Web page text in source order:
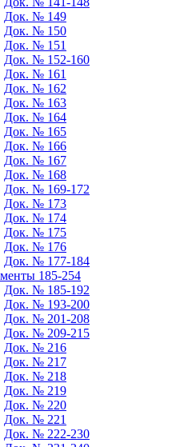
Док. № 149
Док. № 150
Док. № 151
Док. № 152-160
Док. № 161
Док. № 162
Док. № 163
Док. № 164
Док. № 165
Док. № 166
Док. № 167
Док. № 168
Док. № 169-172
Док. № 173
Док. № 174
Док. № 175
Док. № 176
Док. № 177-184
185-254
Док. № 185-192
Док. № 193-200
Док. № 201-208
Док. № 209-215
Док. № 216
Док. № 217
Док. № 218
Док. № 219
Док. № 220
Док. № 221
Док. № 222-230